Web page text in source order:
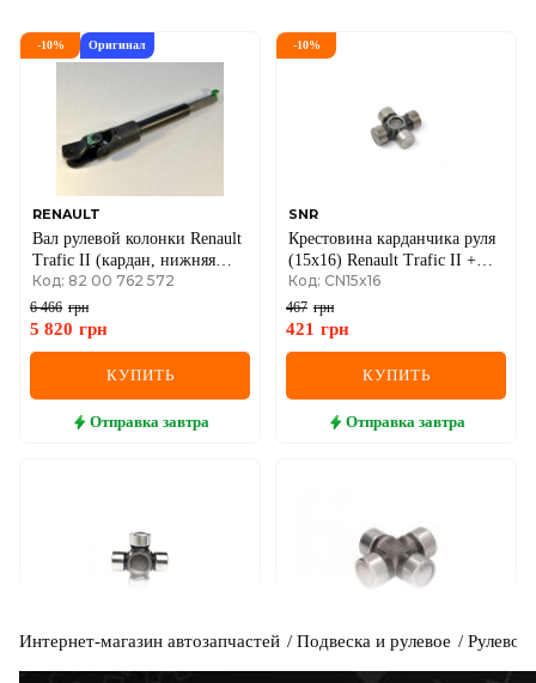
-10% Оригинал
RENAULT
Вал рулевой колонки Renault
Trafic II (кардан, нижняя
часть)
Код: 82 00 762 572
6 466 грн
5 820 грн
КУПИТЬ
Отправка завтра
-10%
SNR
Крестовина карданчика руля
(15x16) Renault Trafic II +
Opel Vivaro A 01->14 /
Renault Kangoo + Nissan
Kubistar 97->08
Код: CN15x16
467 грн
421 грн
КУПИТЬ
Отправка завтра
3RG AUTOTECHTEILE
Интернет-магазин автозапчастей Подвеска и рулевое Рулевое